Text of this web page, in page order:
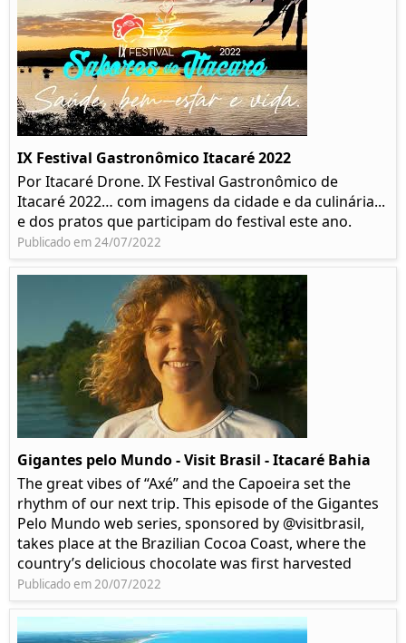
IX Festival Gastronômico Itacaré 2022
Por Itacaré Drone. IX Festival Gastronômico de
Itacaré 2022… com imagens da cidade e da culinária...
e dos pratos que participam do festival este ano.
Publicado em 24/07/2022
Gigantes pelo Mundo - Visit Brasil - Itacaré Bahia
The great vibes of “Axé” and the Capoeira set the
rhythm of our next trip. This episode of the Gigantes
Pelo Mundo web series, sponsored by @visitbrasil,
takes place at the Brazilian Cocoa Coast, where the
country’s delicious chocolate was first harvested
Publicado em 20/07/2022